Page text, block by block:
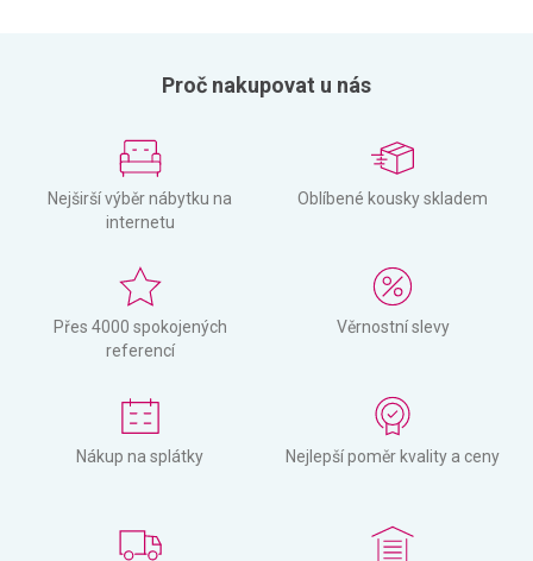
Proč nakupovat u nás
Nejširší výběr nábytku na
internetu
Oblíbené kousky skladem
Přes 4000 spokojených
referencí
Věrnostní slevy
Nákup na splátky Nejlepší poměr kvality a ceny